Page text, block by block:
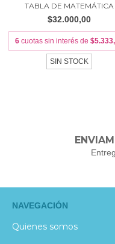
TABLA DE MATEMÁTICA
$32.000,00
6 cuotas sin interés de
SIN STOCK
NAVEGACIÓN
Quienes somos